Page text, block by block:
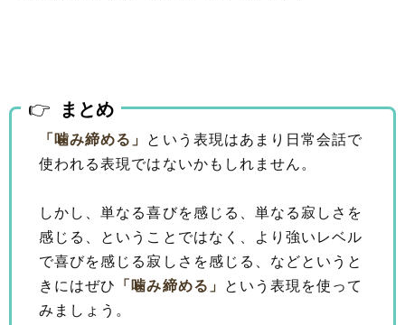
まとめ
「噛み締める」 という表現はあまり日常会話で
使われる表現ではないかもしれません。
しかし、単なる喜びを感じる、単なる寂しさを
感じる、ということではなく、より強いレベル
で喜びを感じる寂しさを感じる、などというと
きにはぜひ
「噛み締める」
という表現を使って
みましょう。